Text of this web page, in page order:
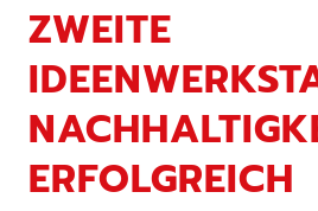
ZWEITE
ERFOLGREICH